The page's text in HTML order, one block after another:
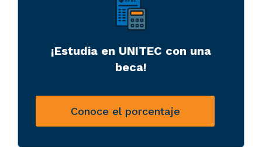
¡Estudia en UNITEC con una
beca!
Conoce el porcentaje